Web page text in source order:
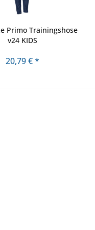
Primo Trainingshose
v24 KIDS
20,79 € *